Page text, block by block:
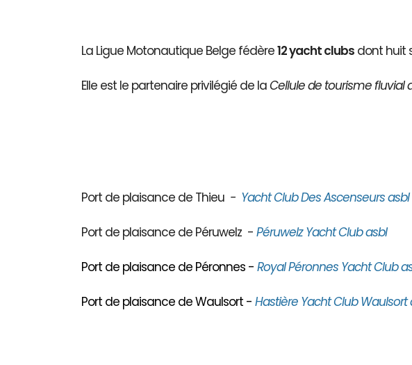
La Ligue Motonautique Belge fédère12 yacht clubs dont huit
Elle est le partenaire privilégié de laCellule de tourisme fluvial
Port de plaisance de Thieu - Yacht Club Des Ascenseurs asbl
Port de plaisance de Péruwelz - Péruwelz Yacht Club asbl
Port de plaisance de Péronnes - Royal Péronnes Yacht Club
Port de plaisance de Waulsort - Hastière Yacht Club Waulsort